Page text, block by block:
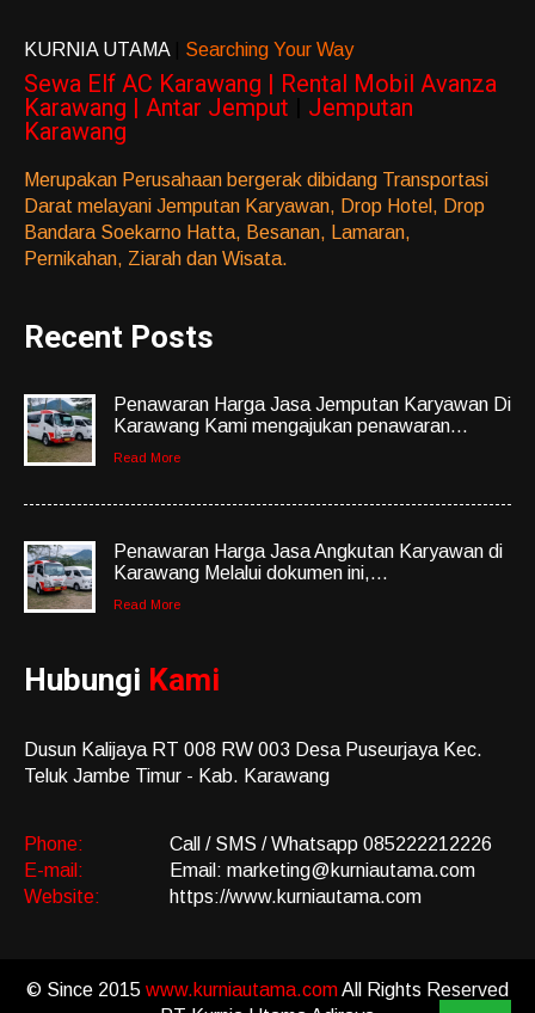
KURNIA UTAMA Searching Your Way
Sewa Elf AC Karawang | Rental Mobil Avanza
Karawang | Antar Jemput
Jemputan
Karawang
Merupakan Perusahaan bergerak dibidang Transportasi
Darat melayani Jemputan Karyawan, Drop Hotel, Drop
Bandara Soekarno Hatta, Besanan, Lamaran,
Pernikahan, Ziarah dan Wisata.
Recent Posts
Penawaran Harga Jasa Jemputan Karyawan Di
Karawang Kami mengajukan penawaran...
Read More
Penawaran Harga Jasa Angkutan Karyawan di
Karawang Melalui dokumen ini,...
Read More
Hubungi Kami
Dusun Kalijaya RT 008 RW 003 Desa Puseurjaya Kec.
Teluk Jambe Timur - Kab. Karawang
Phone:
Call / SMS / Whatsapp 085222212226
E-mail:
Email: marketing@kurniautama.com
Website:
https://www.kurniautama.com
© Since 2015 www.kurniautama.comAll Rights Reserved